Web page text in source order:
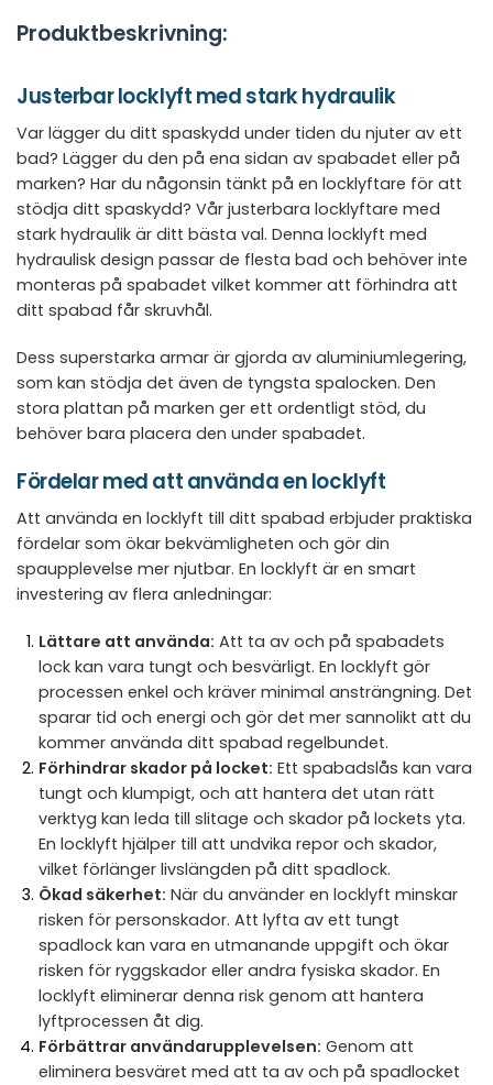
Produktbeskrivning:
Justerbar locklyft med stark hydraulik
Var lägger du ditt spaskydd under tiden du njuter av ett
bad? Lägger du den på ena sidan av spabadet eller på
marken? Har du någonsin tänkt på en locklyftare för att
stödja ditt spaskydd? Vår justerbara locklyftare med
stark hydraulik är ditt bästa val. Denna locklyft med
hydraulisk design passar de flesta bad och behöver inte
monteras på spabadet vilket kommer att förhindra att
ditt spabad får skruvhål.
Dess superstarka armar är gjorda av aluminiumlegering,
som kan stödja det även de tyngsta spalocken. Den
stora plattan på marken ger ett ordentligt stöd, du
behöver bara placera den under spabadet.
Fördelar med att använda en locklyft
Att använda en locklyft till ditt spabad erbjuder praktiska
fördelar som ökar bekvämligheten och gör din
spaupplevelse mer njutbar. En locklyft är en smart
investering av flera anledningar:
Lättare att använda: Att ta av och på spabadets
lock kan vara tungt och besvärligt. En locklyft gör
processen enkel och kräver minimal ansträngning. Det
sparar tid och energi och gör det mer sannolikt att du
kommer använda ditt spabad regelbundet.
Förhindrar skador på locket: Ett spabadslås kan vara
tungt och klumpigt, och att hantera det utan rätt
verktyg kan leda till slitage och skador på lockets yta.
En locklyft hjälper till att undvika repor och skador,
vilket förlänger livslängden på ditt spadlock.
Ökad säkerhet: När du använder en locklyft minskar
risken för personskador. Att lyfta av ett tungt
spadlock kan vara en utmanande uppgift och ökar
risken för ryggskador eller andra fysiska skador. En
locklyft eliminerar denna risk genom att hantera
lyftprocessen åt dig.
Förbättrar användarupplevelsen: Genom att
eliminera besväret med att ta av och på spadlocket